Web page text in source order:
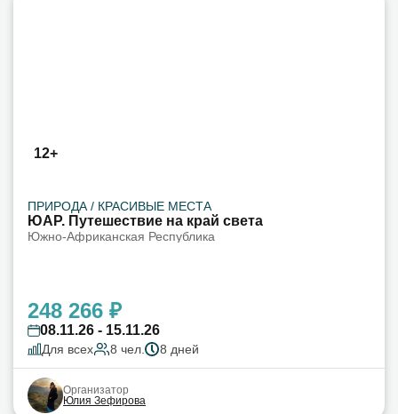
12+
ПРИРОДА / КРАСИВЫЕ МЕСТА
ЮАР. Путешествие на край света
Южно-Африканская Республика
248 266 ₽
08.11.26 - 15.11.26
Для всех 8 чел. 8 дней
Организатор
Юлия Зефирова